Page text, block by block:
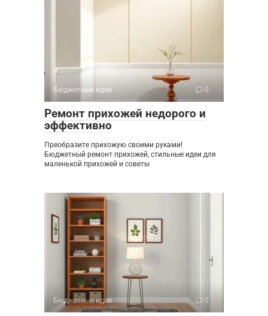
Бюджетные идеи 0
Ремонт прихожей недорого и
эффективно
Преобразите прихожую своими руками!
Бюджетный ремонт прихожей, стильные идеи для
маленькой прихожей и советы
Бюджетные идеи 0